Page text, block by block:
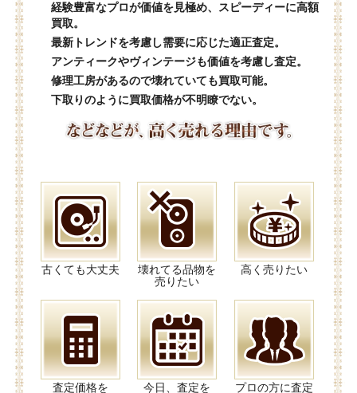
経験豊富なプロが価値を見極め、スピーディーに高額
買取。
最新トレンドを考慮し需要に応じた適正査定。
アンティークやヴィンテージも価値を考慮し査定。
修理工房があるので壊れていても買取可能。
下取りのように買取価格が不明瞭でない。
古くても大丈夫
壊れてる品物を
売りたい
高く売りたい
査定価格を
今日、査定を
プロの方に査定